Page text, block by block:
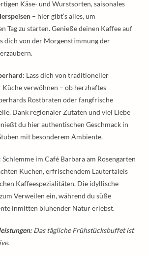
Käse- und Wurstsorten, saisonales
– hier gibt’s alles, um
Tag zu starten. Genieße deinen Kaffee auf
dich von der Morgenstimmung der
: Lass dich von traditioneller
Küche verwöhnen – ob herzhaftes
Rostbraten oder fangfrische
Dank regionaler Zutaten und viel Liebe
du hier authentischen Geschmack in
mit besonderem Ambiente.
: Schlemme im Café Barbara am Rosengarten
Kuchen, erfrischendem Lautertaleis
Kaffeespezialitäten. Die idyllische
Verweilen ein, während du süße
inmitten blühender Natur erlebst.
Das tägliche Frühstücksbuffet ist